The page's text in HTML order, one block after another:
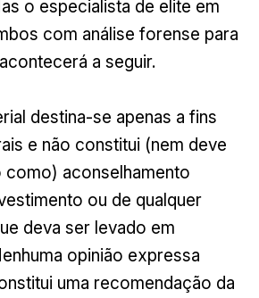
o especialista de elite em
com análise forense para
a seguir.
destina-se apenas a fins
e não constitui (nem deve
aconselhamento
ou de qualquer
deva ser levado em
opinião expressa
uma recomendação da